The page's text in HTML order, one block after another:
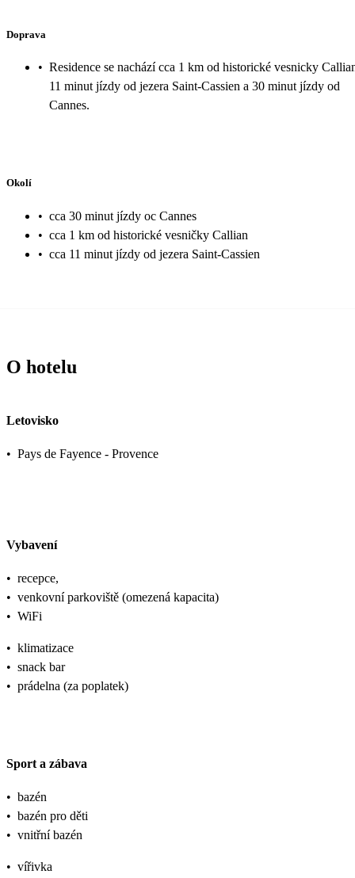
Doprava
• Residence se nachází cca 1 km od historické vesnicky
11 minut jízdy od jezera Saint-Cassien a 30 minut jízdy od
Cannes.
Okolí
• cca 30 minut jízdy oc Cannes
• cca 1 km od historické vesničky Callian
• cca 11 minut jízdy od jezera Saint-Cassien
O hotelu
Letovisko
• Pays de Fayence - Provence
Vybavení
• recepce,
• venkovní parkoviště (omezená kapacita)
• WiFi
• klimatizace
• snack bar
• prádelna (za poplatek)
Sport a zábava
• bazén
• bazén pro děti
• vnitřní bazén
• vířivka